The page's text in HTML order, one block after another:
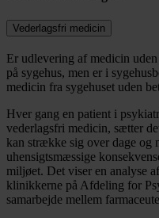
Vederlagsfri medicin
Er udlevering af medicin
på sygehus, men er i
medicin fra sygehuset uden
Hver gang en patient i
vederlagsfri medicin, sætter
kan strække sig over dage og
uhensigtsmæssige
miljøet. Det viser en analyse
klinikkerne på Afdeling for
samarbejde mellem